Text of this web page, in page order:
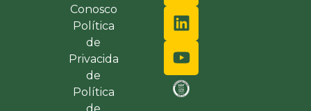
Conosco
Política
de
Privacida
de
Política